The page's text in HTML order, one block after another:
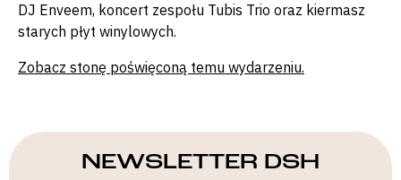
DJ Enveem, koncert zespołu Tubis Trio oraz kiermasz
starych płyt winylowych.
Zobacz stonę poświęconą temu wydarzeniu.
NEWSLETTER DSH